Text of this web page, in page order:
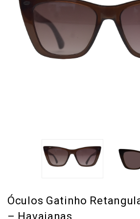
Óculos Gatinho
– Havaianas